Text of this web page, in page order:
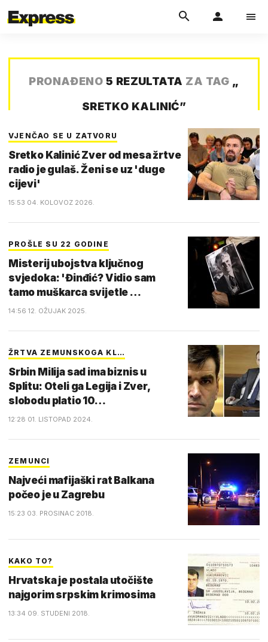
PRONAĐENO 5 REZULTATA ZA TAG „
SRETKO KALINIĆ”
VJENČAO SE U ZATVORU
Sretko Kalinić Zver od mesa žrtve
radio je gulaš. Ženi se uz 'duge
cijevi'
15:53 04. KOLOVOZ 2026.
PROŠLE SU 22 GODINE
Misterij ubojstva ključnog
svjedoka: 'Đinđić? Vidio sam
tamo muškarca svijetle …
14:56 12. OŽUJAK 2025.
ŽRTVA ZEMUNSKOGA KL…
Srbin Milija sad ima biznis u
Splitu: Oteli ga Legija i Zver,
slobodu platio 10…
12:28 01. LISTOPAD 2024.
ZEMUNCI
Najveći mafijaški rat Balkana
počeo je u Zagrebu
15:23 03. PROSINAC 2018.
KAKO TO?
Hrvatska je postala utočište
najgorim srpskim krimosima
13:34 09. STUDENI 2018.